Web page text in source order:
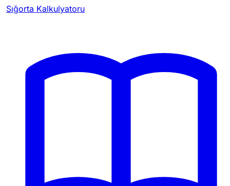
Sığorta Kalkulyatoru